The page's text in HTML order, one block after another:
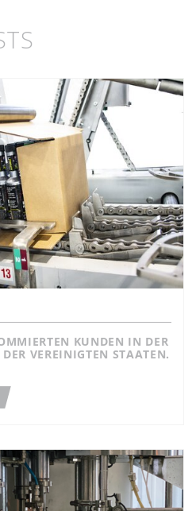
KUNDEN IN DER
VEREINIGTEN STAATEN.